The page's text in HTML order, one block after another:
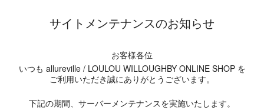
サイトメンテナンスのお知らせ
お客様各位
いつも allureville / LOULOU WILLOUGHBY ONLINE SHOP を
ご利用いただき誠にありがとうございます。
下記の期間、サーバーメンテナンスを実施いたします。